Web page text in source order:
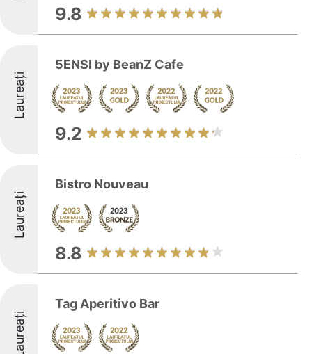
9.8
Laureați
5ENSI by BeanZ Cafe
9.2
Laureați
Bistro Nouveau
8.8
Laureați
Tag Aperitivo Bar